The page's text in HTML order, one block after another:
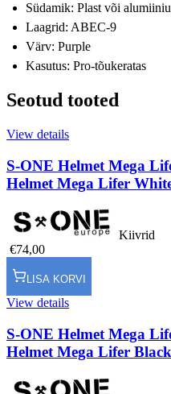
Südamik: Plast või
Laagrid: ABEC-9
Värv: Purple
Kasutus: Pro-tõukeratas
Seotud tooted
View details
S-ONE Helmet Mega
Helmet Mega Lifer
Kiivrid
€74,00
LISA KORVI
View details
S-ONE Helmet Mega
Helmet Mega Lifer